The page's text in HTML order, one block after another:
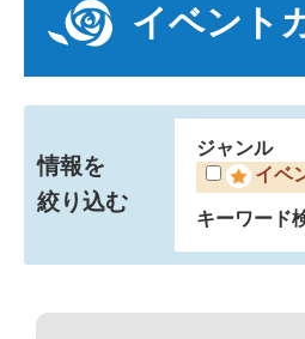
イベント
情報を
絞り込む
ジャンル
イベ
キーワード